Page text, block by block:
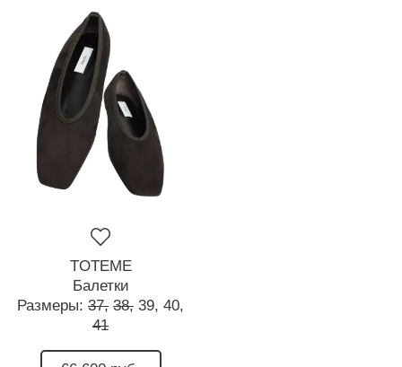
TOTEME
Балетки
Размеры: 37, 38, 39, 40,
41